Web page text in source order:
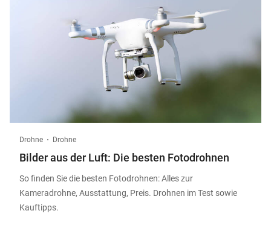
Drohne Drohne
Bilder aus der Luft: Die besten Fotodrohnen
So finden Sie die besten Fotodrohnen: Alles zur
Kameradrohne, Ausstattung, Preis. Drohnen im Test sowie
Kauftipps.